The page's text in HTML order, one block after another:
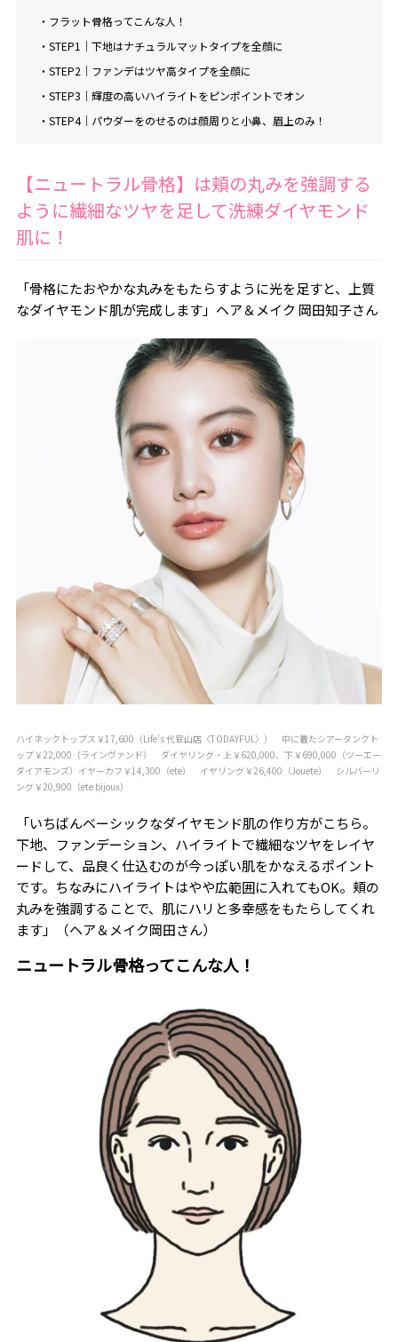
・フラット骨格ってこんな人！
・STEP1｜下地はナチュラルマットタイプを全顔に
・STEP2｜ファンデはツヤ高タイプを全顔に
・STEP3｜輝度の高いハイライトをピンポイントでオン
・STEP4｜パウダーをのせるのは顔周りと小鼻、眉上のみ！
【ニュートラル骨格】は頬の丸みを強調する
ように繊細なツヤを足して洗練ダイヤモンド
肌に！
「骨格にたおやかな丸みをもたらすように光を足すと、上質
なダイヤモンド肌が完成します」ヘア＆メイク 岡田知子さん
ハイネックトップス￥17,600（Life’s 代官山店〈TODAYFUL〉） 中に着たシアータンクト
ップ￥22,000（ラインヴァンド） ダイヤリング・上￥620,000、下￥690,000（ツーエー
ダイアモンズ）イヤーカフ￥14,300（ete） イヤリング￥26,400（Jouete） シルバーリ
ング￥20,900（ete bijoux）
「いちばんベーシックなダイヤモンド肌の作り方がこちら。
下地、ファンデーション、ハイライトで繊細なツヤをレイヤ
ードして、品良く仕込むのが今っぽい肌をかなえるポイント
です。ちなみにハイライトはやや広範囲に入れてもOK。頬の
丸みを強調することで、肌にハリと多幸感をもたらしてくれ
ます」（ヘア＆メイク岡田さん）
ニュートラル骨格ってこんな人！